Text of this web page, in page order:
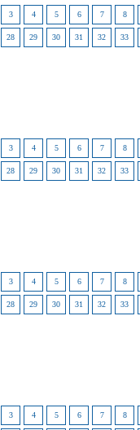
3 4 5 6 7 8
28 29 30 31 32 33
3 4 5 6 7 8
28 29 30 31 32 33
3 4 5 6 7 8
28 29 30 31 32 33
3 4 5 6 7 8